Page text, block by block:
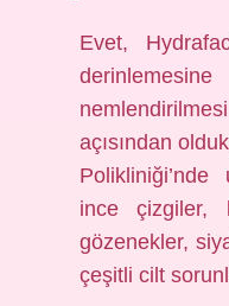
Evet,
açısından
Polikliniği’nde
ince çizgiler,
gözenekler,
çeşitli cilt